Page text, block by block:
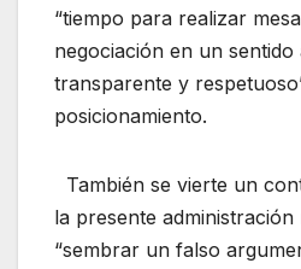
“tiempo para realizar
negociación en un sentido
transparente y
posicionamiento.
También se vierte un
la presente
“sembrar un falso